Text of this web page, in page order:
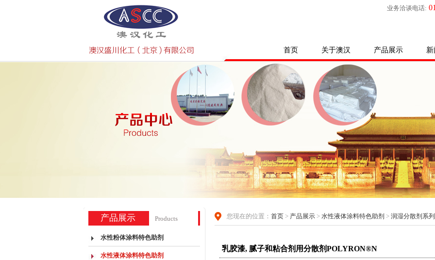
业务洽谈电话:
首页 关于澳汉 产品展示
产品展示 Products
水性粉体涂料特色助剂
水性液体涂料特色助剂
您现在的位置： 首页 > 产品展示 > 水性液体涂料特色助剂 > 润湿分散剂系列
乳胶漆, 腻子和粘合剂用分散剂POLYRON®N